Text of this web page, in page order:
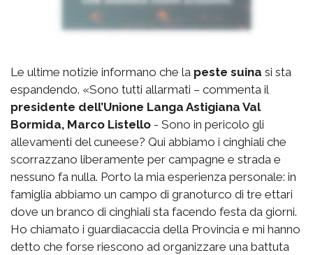
Le ultime notizie informano che la peste suina si sta
espandendo. «Sono tutti allarmati – commenta il
presidente dell’Unione Langa Astigiana Val
Bormida, Marco Listello - Sono in pericolo gli
allevamenti del cuneese? Qui abbiamo i cinghiali che
scorrazzano liberamente per campagne e strada e
nessuno fa nulla. Porto la mia esperienza personale: in
famiglia abbiamo un campo di granoturco di tre ettari
dove un branco di cinghiali sta facendo festa da giorni.
Ho chiamato i guardiacaccia della Provincia e mi hanno
detto che forse riescono ad organizzare una battuta